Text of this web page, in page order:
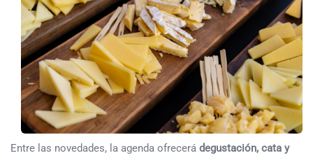
Entre las novedades, la agenda ofrecerá degustación, cata y